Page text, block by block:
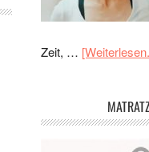
Zeit, …